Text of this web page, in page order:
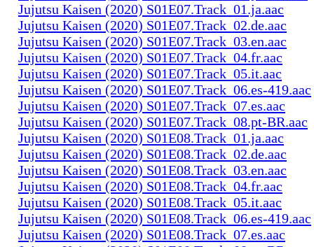
Jujutsu Kaisen (2020) S01E07.Track_01.ja.aac
Jujutsu Kaisen (2020) S01E07.Track_02.de.aac
Jujutsu Kaisen (2020) S01E07.Track_03.en.aac
Jujutsu Kaisen (2020) S01E07.Track_04.fr.aac
Jujutsu Kaisen (2020) S01E07.Track_05.it.aac
Jujutsu Kaisen (2020) S01E07.Track_06.es-419.aac
Jujutsu Kaisen (2020) S01E07.Track_07.es.aac
Jujutsu Kaisen (2020) S01E07.Track_08.pt-BR.aac
Jujutsu Kaisen (2020) S01E08.Track_01.ja.aac
Jujutsu Kaisen (2020) S01E08.Track_02.de.aac
Jujutsu Kaisen (2020) S01E08.Track_03.en.aac
Jujutsu Kaisen (2020) S01E08.Track_04.fr.aac
Jujutsu Kaisen (2020) S01E08.Track_05.it.aac
Jujutsu Kaisen (2020) S01E08.Track_06.es-419.aac
Jujutsu Kaisen (2020) S01E08.Track_07.es.aac